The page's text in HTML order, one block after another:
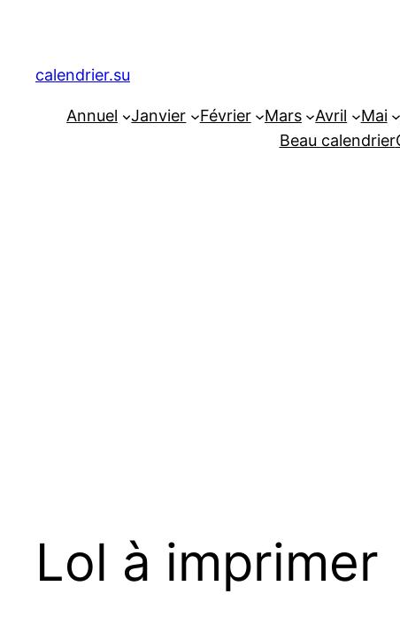
contenu
calendrier.su
Annuel Janvier Février Mars Avril Mai
Beau calendrier
Lol à imprimer